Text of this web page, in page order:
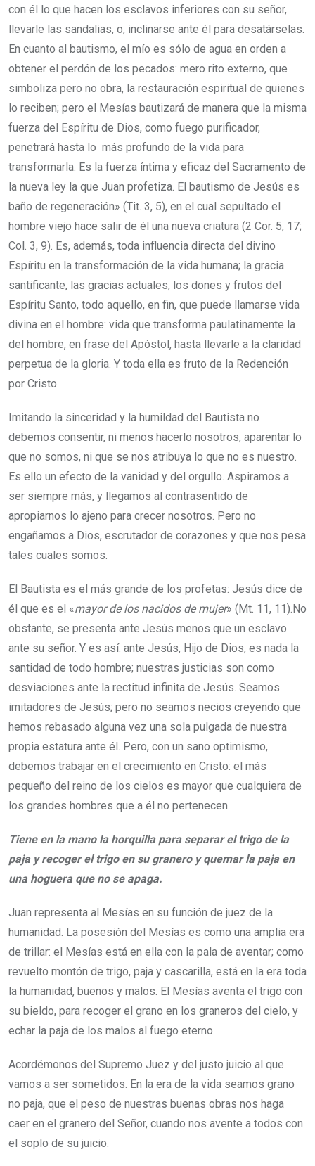
con él lo que hacen los esclavos inferiores con su señor,
llevarle las sandalias, o, inclinarse ante él para desatárselas.
En cuanto al bautismo, el mío es sólo de agua en orden a
obtener el perdón de los pecados: mero rito externo, que
simboliza pero no obra, la restauración espiritual de quienes
lo reciben; pero el Mesías bautizará de manera que la misma
fuerza del Espíritu de Dios, como fuego purificador,
penetrará hasta lo más profundo de la vida para
transformarla. Es la fuerza íntima y eficaz del Sacramento de
la nueva ley la que Juan profetiza. El bautismo de Jesús es
baño de regeneración» (Tit. 3, 5), en el cual sepultado el
hombre viejo hace salir de él una nueva cria­tura (2 Cor. 5, 17;
Col. 3, 9). Es, además, toda influencia directa del divino
Espíritu en la transformación de la vida humana; la gracia
santificante, las gracias actuales, los dones y frutos del
Espí­ritu Santo, todo aquello, en fin, que puede llamarse vida
divina en el hombre: vida que transforma paulatinamente la
del hombre, en frase del Apóstol, hasta llevarle a la claridad
perpetua de la gloria. Y toda ella es fruto de la Redención
por Cristo.
Imitando la sinceridad y la humildad del Bautista no
debemos consentir, ni menos hacerlo nosotros, aparentar lo
que no somos, ni que se nos atribuya lo que no es nuestro.
Es ello un efecto de la vanidad y del orgullo. Aspiramos a
ser siempre más, y llegamos al contrasentido de
apropiarnos lo ajeno para crecer nosotros. Pero no
engañamos a Dios, escrutador de corazones y que nos pesa
tales cuales somos.
El Bautista es el más grande de los profetas: Jesús dice de
él que es el «mayor de los nacidos de mujer» (Mt. 11, 11).No
obstante, se presenta ante Jesús menos que un esclavo
ante su señor. Y es así: ante Jesús, Hijo de Dios, es nada la
santidad de todo hombre; nuestras justicias son como
desviaciones ante la rectitud infinita de Jesús. Seamos
imitadores de Jesús; pero no seamos necios creyendo que
hemos rebasado alguna vez una sola pul­gada de nuestra
propia estatura ante él. Pero, con un sano optimismo,
debemos trabajar en el crecimiento en Cristo: el más
pequeño del reino de los cielos es mayor que cualquiera de
los grandes hombres que a él no pertenecen.
Tiene en la mano la horquilla para separar el trigo de la
paja y recoger el trigo en su granero y quemar la paja en
una hoguera que no se apaga.
Juan representa al Mesías en su función de juez de la
humanidad. La posesión del Mesías es como una amplia era
de trillar: el Mesías está en ella con la pala de aventar; como
revuelto montón de trigo, paja y cascarilla, está en la era toda
la humanidad, buenos y malos. El Mesías aventa el trigo con
su bieldo, para recoger el grano en los graneros del cielo, y
echar la paja de los malos al fuego eterno.
Acordémonos del Supremo Juez y del justo juicio al que
vamos a ser sometidos. En la era de la vida seamos grano
no paja, que el peso de nuestras buenas obras nos haga
caer en el granero del Señor, cuando nos avente a todos con
el soplo de su juicio.